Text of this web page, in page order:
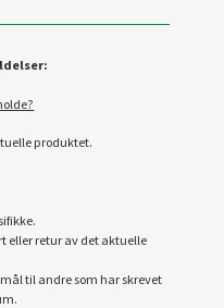
produktet.
eller retur av det aktuelle
til andre som har skrevet